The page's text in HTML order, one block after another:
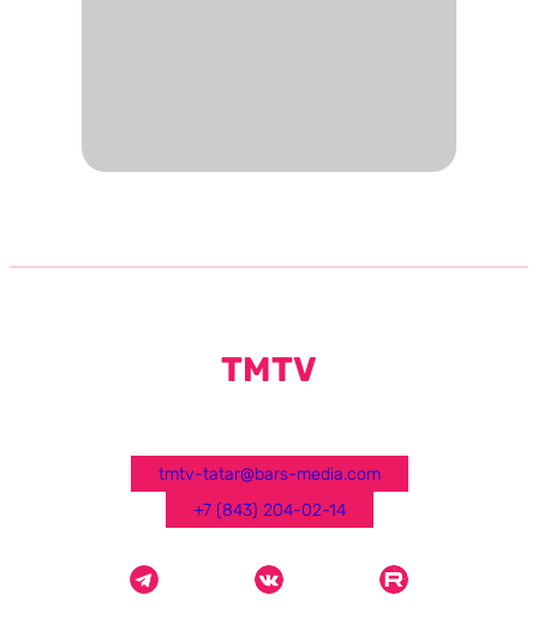
TMTV
tmtv-tatar@bars-media.com
+7 (843) 204-02-14